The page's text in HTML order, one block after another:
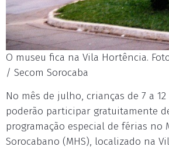
O museu fica na Vila Hortência.
/ Secom Sorocaba
No mês de julho, crianças de 7 a
poderão participar gratuitamente
programação especial de férias no
Sorocabano (MHS), localizado na